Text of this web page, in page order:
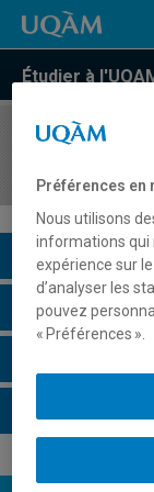
Étudier à
COURS//
Description du
Horaire - Été
Préférences en
Nous utilisons
informations qui
expérience sur
d’analyser les
pouvez
« Préférences ».